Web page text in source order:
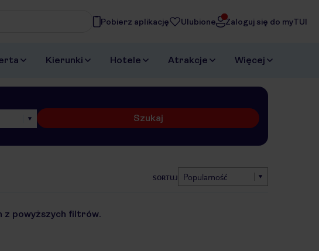
Pobierz aplikację Ulubione Zaloguj się do myTUI
Kierunki Hotele Atrakcje Więcej
Szukaj
SORTUJ Popularność
z powyższych filtrów.